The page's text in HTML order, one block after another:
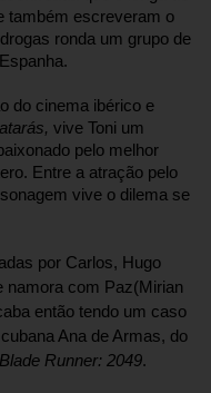
também escreveram o
ronda um grupo de
do cinema ibérico e
vive Toni um
pelo melhor
Entre a atração pelo
vive o dilema se
por Carlos, Hugo
namora com Paz(Mirian
então tendo um caso
Ana de Armas, do
Blade Runner: 2049.